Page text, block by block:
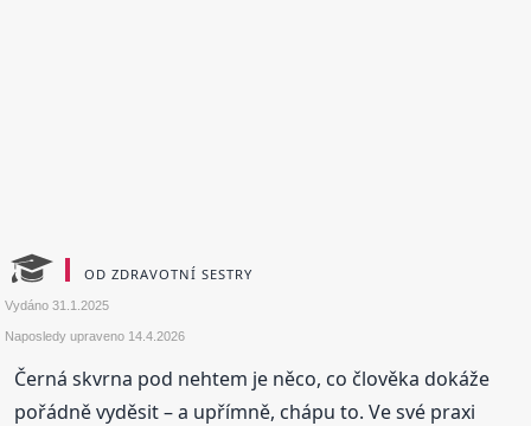
OD ZDRAVOTNÍ SESTRY
Vydáno31.1.2025
Naposledy upraveno 14.4.2026
Černá skvrna pod nehtem je něco, co člověka dokáže
pořádně vyděsit – a upřímně, chápu to. Ve své praxi